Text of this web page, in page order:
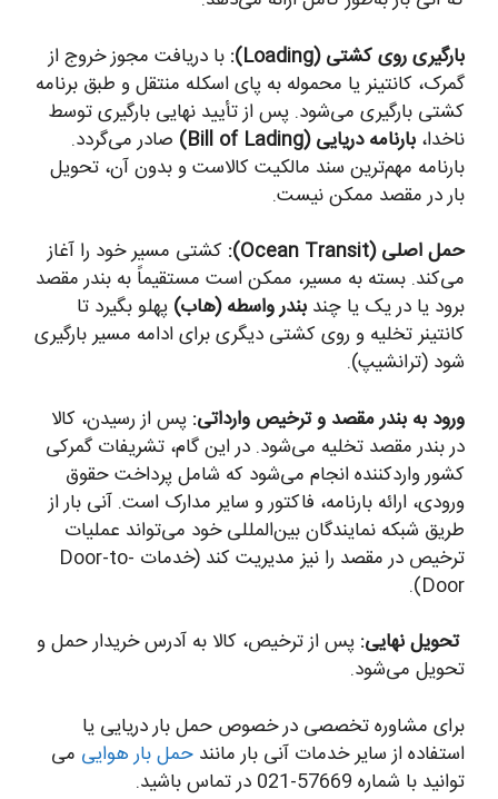
بارگیری روی کشتی (Loading):
با دریافت مجوز خروج از
گمرک، کانتینر یا محموله به پای اسکله منتقل و طبق برنامه
کشتی بارگیری می‌شود. پس از تأیید نهایی بارگیری توسط
ناخدا، بارنامه دریایی (Bill of Lading)
صادر می‌گردد.
بارنامه مهم‌ترین سند مالکیت کالاست و بدون آن، تحویل
بار در مقصد ممکن نیست.
حمل اصلی (Ocean Transit):
کشتی مسیر خود را آغاز
می‌کند. بسته به مسیر، ممکن است مستقیماً به بندر مقصد
برود یا در یک یا چند بندر واسطه (هاب) پهلو بگیرد تا
کانتینر تخلیه و روی کشتی دیگری برای ادامه مسیر بارگیری
شود (ترانشیپ).
ورود به بندر مقصد و ترخیص وارداتی: پس از رسیدن، کالا
در بندر مقصد تخلیه می‌شود. در این گام، تشریفات گمرکی
کشور واردکننده انجام می‌شود که شامل پرداخت حقوق
ورودی، ارائه بارنامه، فاکتور و سایر مدارک است. آنی بار از
طریق شبکه نمایندگان بین‌المللی خود می‌تواند عملیات
ترخیص در مقصد را نیز مدیریت کند (خدمات Door-to-
Door).
تحویل نهایی: پس از ترخیص، کالا به آدرس خریدار حمل و
تحویل می‌شود.
برای مشاوره تخصصی در خصوص حمل بار دریایی یا
استفاده از سایر خدمات آنی بار مانند حمل بار هوایی می
توانید با شماره 57669-021 در تماس باشید.